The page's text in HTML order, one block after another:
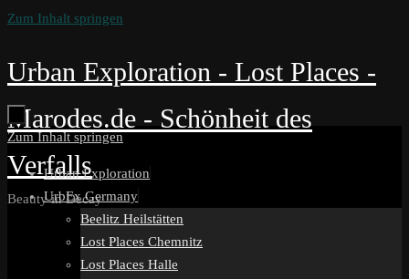
Zum Inhalt springen
Urban Exploration - Lost Places -
Marodes.de - Schönheit des
Verfalls
Beauty in Decay
Zum Inhalt springen
Urban Exploration
UrbEx Germany
Beelitz Heilstätten
Lost Places Chemnitz
Lost Places Halle